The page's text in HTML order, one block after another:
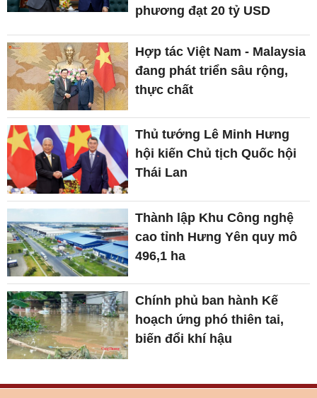
phương đạt 20 tỷ USD
Hợp tác Việt Nam - Malaysia
đang phát triển sâu rộng,
thực chất
Thủ tướng Lê Minh Hưng
hội kiến Chủ tịch Quốc hội
Thái Lan
Thành lập Khu Công nghệ
cao tỉnh Hưng Yên quy mô
496,1 ha
Chính phủ ban hành Kế
hoạch ứng phó thiên tai,
biến đổi khí hậu